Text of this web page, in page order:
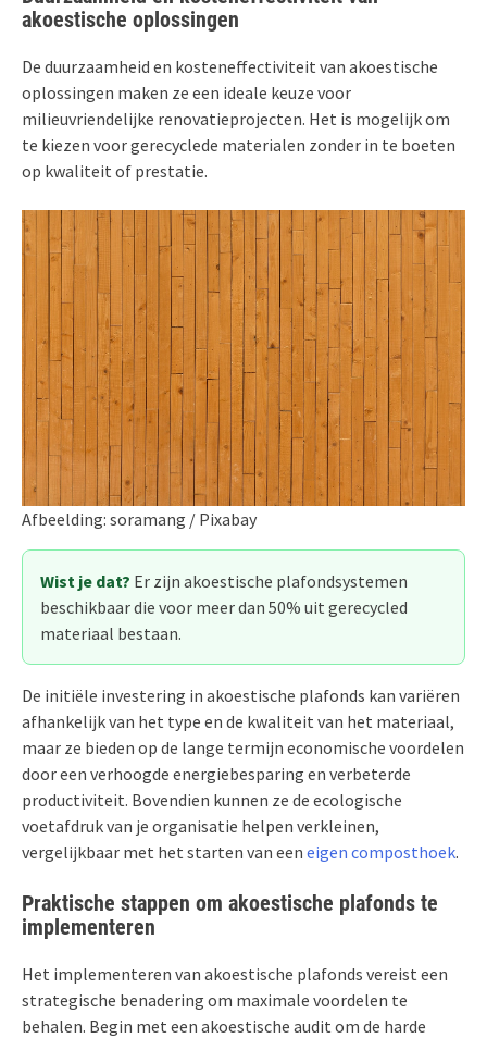
akoestische oplossingen
De duurzaamheid en kosteneffectiviteit van akoestische
oplossingen maken ze een ideale keuze voor
milieuvriendelijke renovatieprojecten. Het is mogelijk om
te kiezen voor gerecyclede materialen zonder in te boeten
op kwaliteit of prestatie.
Afbeelding: soramang / Pixabay
Wist je dat? Er zijn akoestische plafondsystemen
beschikbaar die voor meer dan 50% uit gerecycled
materiaal bestaan.
De initiële investering in akoestische plafonds kan variëren
afhankelijk van het type en de kwaliteit van het materiaal,
maar ze bieden op de lange termijn economische voordelen
door een verhoogde energiebesparing en verbeterde
productiviteit. Bovendien kunnen ze de ecologische
voetafdruk van je organisatie helpen verkleinen,
vergelijkbaar met het starten van een eigen composthoek.
Praktische stappen om akoestische plafonds te
implementeren
Het implementeren van akoestische plafonds vereist een
strategische benadering om maximale voordelen te
behalen. Begin met een akoestische audit om de harde